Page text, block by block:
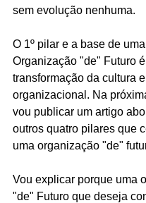
sem evolução nenhuma.
O 1º pilar e a base de uma
Organização "de" Futuro
transformação da cultura
organizacional. Na
vou publicar um artigo
outros quatro pilares que
uma organização "de"
Vou explicar porque uma
"de" Futuro que deseja